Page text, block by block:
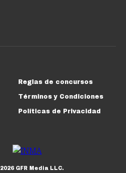
Reglas de concursos
Términos y Condiciones
Políticas de Privacidad
2026GFR Media LLC.